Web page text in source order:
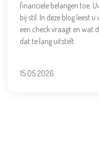
financiële belangen toe.
bij stil. In deze blog leest
een check vraagt en wat
dat te lang uitstelt.
15.05.2026